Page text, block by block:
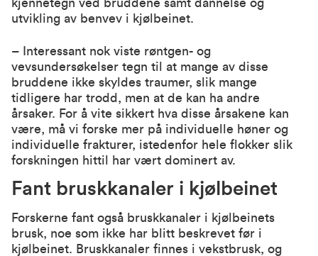
kjennetegn ved bruddene samt dannelse og
utvikling av benvev i kjølbeinet.
– Interessant nok viste røntgen- og
vevsundersøkelser tegn til at mange av disse
bruddene ikke skyldes traumer, slik mange
tidligere har trodd, men at de kan ha andre
årsaker. For å vite sikkert hva disse årsakene kan
være, må vi forske mer på individuelle høner og
individuelle frakturer, istedenfor hele flokker slik
forskningen hittil har vært dominert av.
Fant bruskkanaler i kjølbeinet
Forskerne fant også bruskkanaler i kjølbeinets
brusk, noe som ikke har blitt beskrevet før i
kjølbeinet. Bruskkanaler finnes i vekstbrusk, og